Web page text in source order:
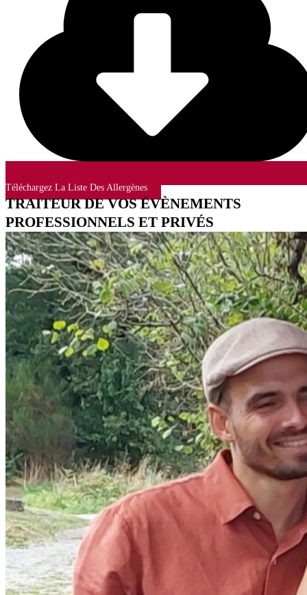
Téléchargez La Liste Des Allergènes
TRAITEUR DE VOS ÉVÈNEMENTS
PROFESSIONNELS ET PRIVÉS​